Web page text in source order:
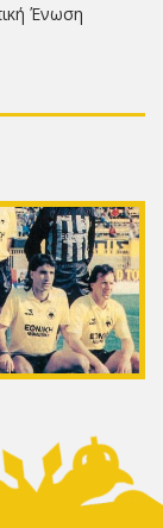
Ένωση